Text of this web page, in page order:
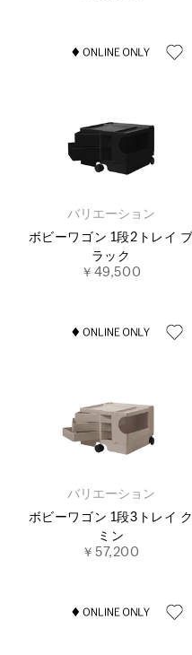
バリエーション
ボビーワゴン 1段2トレイ ブ
ラック
￥49,500
バリエーション
ボビーワゴン 1段3トレイ ク
ミン
￥57,200